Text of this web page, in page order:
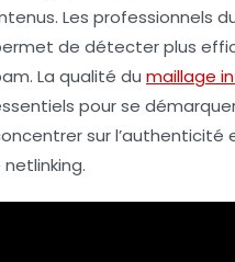
Les professionnels
de détecter plus
La qualité du maillage
pour se
sur l’authenticité
netlinking.